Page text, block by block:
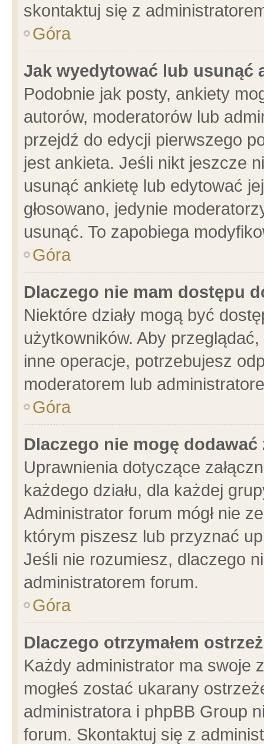
skontaktuj się z
Góra
Jak wyedytować lub usunąć
Podobnie jak posty, ankiety
autorów, moderatorów lub
przejdź do edycji pierwszego
jest ankieta. Jeśli nikt jeszcze
usunąć ankietę lub edytować
głosowano, jedynie
usunąć. To zapobiega
Góra
Dlaczego nie mam dostępu
Niektóre działy mogą być
użytkowników. Aby
inne operacje, potrzebujesz
moderatorem lub
Góra
Dlaczego nie mogę dodawać
Uprawnienia dotyczące
każdego działu, dla każdej
Administrator forum mógł nie
którym piszesz lub przyznać
Jeśli nie rozumiesz, dlaczego
administratorem forum.
Góra
Dlaczego otrzymałem
Każdy administrator ma swoje
mogłeś zostać ukarany
administratora i phpBB Group
forum. Skontaktuj się z